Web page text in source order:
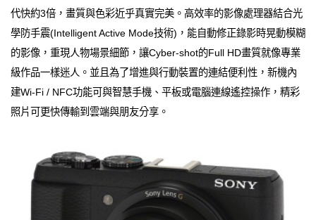
代快約3倍，畫質與色彩近乎真實完美。高效率的影像處理器結合光
學防手震(Intelligent Active Mode技術)，能自動修正錄影時晃動模糊
的影像，重現人物場景細節，讓Cyber-shot的Full HD畫質就像專業
級作品一樣迷人。並且為了增進與行動裝置的連結便利性，新機內
建Wi-Fi / NFC功能可與智慧手機、平板或電腦連線遙控操作，精彩
照片可更快傳輸到雲端與朋友分享。